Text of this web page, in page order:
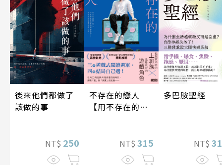
後來他們都做了
該做的事
NT$ 250
不存在的戀人
【用不存在的
NT$ 315
多巴胺聖經
NT$